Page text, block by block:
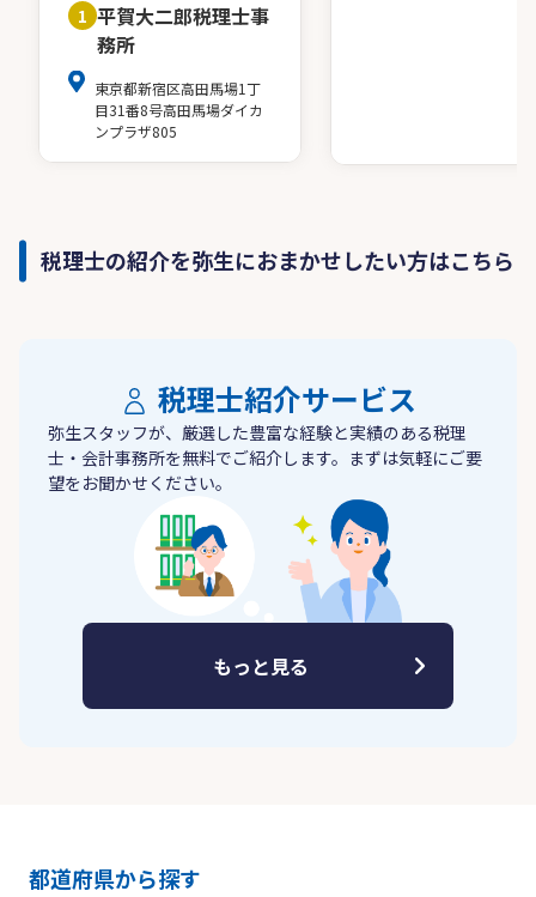
1 平賀大二郎税理士事
務所
東京都新宿区高田馬場1丁
目31番8号高田馬場ダイカ
ンプラザ805
税理士の紹介を弥生におまかせしたい方はこちら
税理士紹介サービス
弥生スタッフが、厳選した豊富な経験と実績のある税理
士・会計事務所を無料でご紹介します。まずは気軽にご要
望をお聞かせください。
もっと見る
都道府県から探す